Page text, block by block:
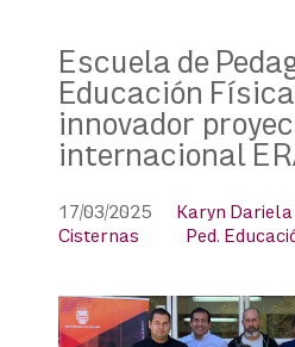
Escuela de
Educación
innovador
internacional
17/03/2025
Karyn Dariela
Cisternas
Ped.